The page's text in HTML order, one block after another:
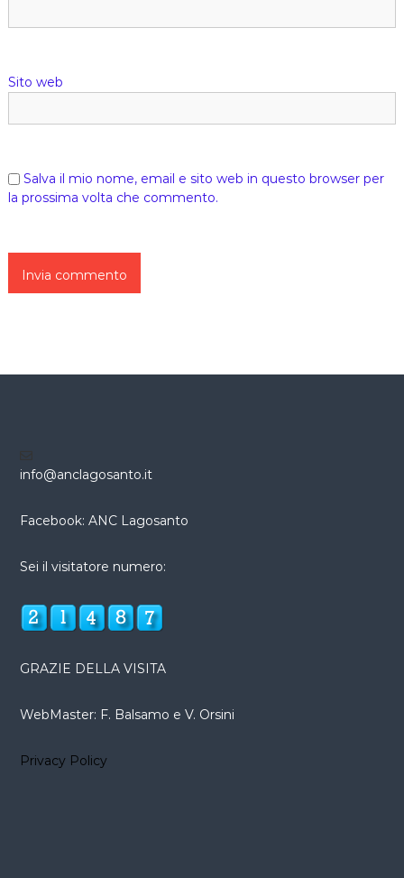
Sito web
Salva il mio nome, email e sito web in questo browser per
la prossima volta che commento.
info@anclagosanto.it
Facebook: ANC Lagosanto
Sei il visitatore numero:
GRAZIE DELLA VISITA
WebMaster: F. Balsamo e V. Orsini
Privacy Policy